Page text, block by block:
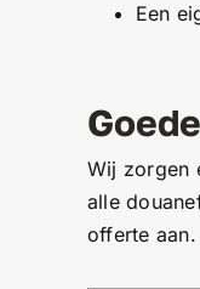
Een
Wij zorgen
alle
offerte aan.